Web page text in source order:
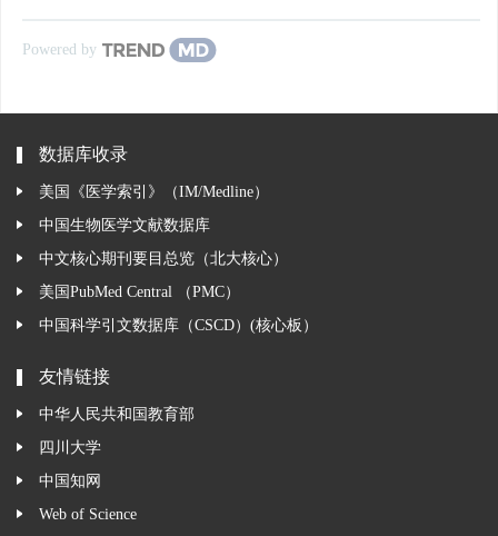
Powered by
数据库收录
美国《医学索引》（IM/Medline）
中国生物医学文献数据库
中文核心期刊要目总览（北大核心）
美国PubMed Central （PMC）
中国科学引文数据库（CSCD）(核心板）
友情链接
中华人民共和国教育部
四川大学
中国知网
Web of Science